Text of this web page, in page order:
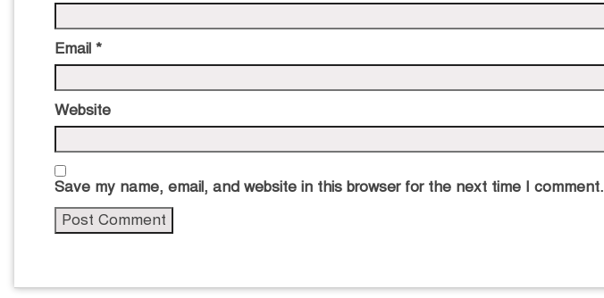
Email *
Website
Save my name, email, and website in this browser for the next time I comment.